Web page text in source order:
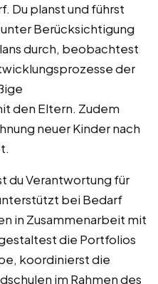
Du planst und führst
Berücksichtigung
durch, beobachtest
der
den Eltern. Zudem
neuer Kinder nach
du Verantwortung für
bei Bedarf
in Zusammenarbeit mit
die Portfolios
koordinierst die
im Rahmen des